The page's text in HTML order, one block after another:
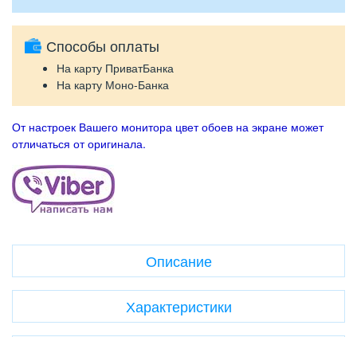
Способы оплаты
На карту ПриватБанка
На карту Моно-Банка
От настроек Вашего монитора цвет обоев на экране может
отличаться от оригинала.
Описание
Характеристики